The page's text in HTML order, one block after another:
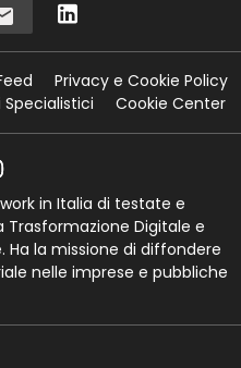
Privacy e Cookie Policy
Cookie Center
in Italia di testate e
Trasformazione Digitale e
Ha la missione di diffondere
nelle imprese e pubbliche